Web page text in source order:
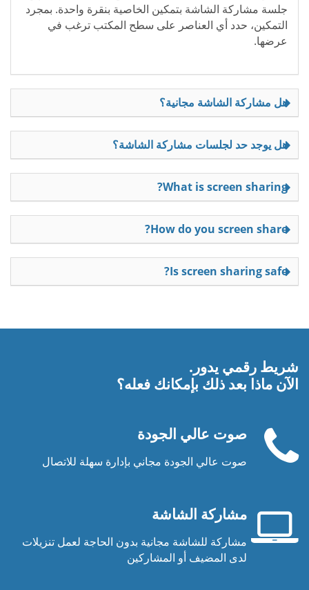
جلسة مشاركة الشاشة بتمكين الخاصية بنقرة واحدة. بمجرد
التمكين، حدد أي العناصر على سطح المكتب ترغب في
عرضها.
هل مشاركة الشاشة مجانية؟
هل يوجد حد لجلسات مشاركة الشاشة؟
What is screen sharing?
How do you screen share?
Is screen sharing safe?
شريط رقمي يدور.
الآن ماذا بعد ذلك بإمكانك فعله؟
صوت عالي الجودة
صوت عالي الجودة مجاني بإدارة سهلة للاتصال
مشاركة الشاشة
مشاركة للشاشة مجانية بدون الحاجة لعمل تنزيلات
لدى المضيف أو المشاركين